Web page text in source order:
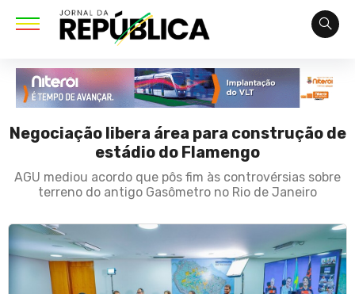
Negociação libera área para construção de
estádio do Flamengo
AGU mediou acordo que pôs fim às controvérsias sobre
terreno do antigo Gasômetro no Rio de Janeiro